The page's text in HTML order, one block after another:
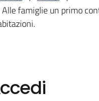
famiglie un primo